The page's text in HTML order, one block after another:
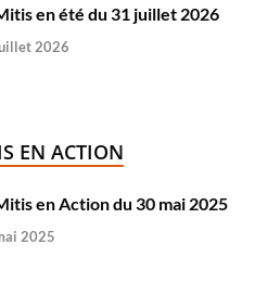
en été du 31 juillet 2026
2026
EN ACTION
en Action du 30 mai 2025
2025